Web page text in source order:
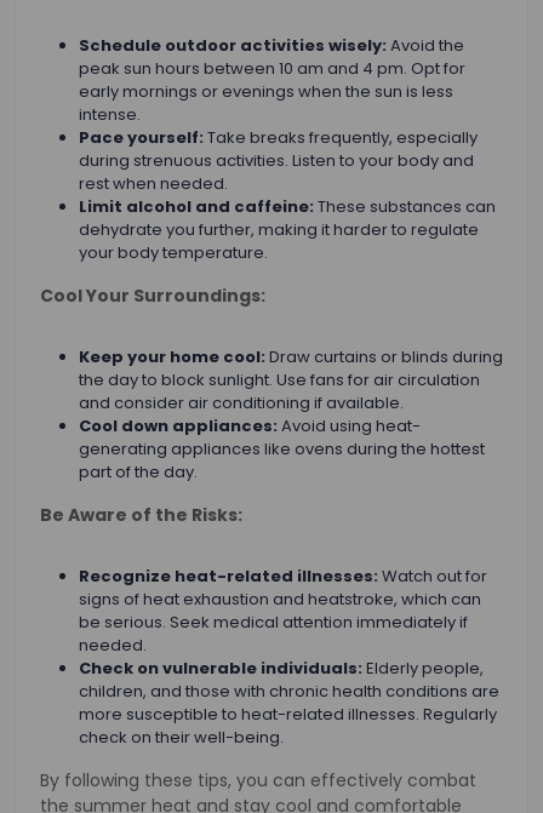
Schedule outdoor activities wisely: Avoid the
peak sun hours between 10 am and 4 pm. Opt for
early mornings or evenings when the sun is less
intense.
Pace yourself: Take breaks frequently, especially
during strenuous activities. Listen to your body and
rest when needed.
Limit alcohol and caffeine: These substances can
dehydrate you further, making it harder to regulate
your body temperature.
Cool Your Surroundings:
Keep your home cool: Draw curtains or blinds during
the day to block sunlight. Use fans for air circulation
and consider air conditioning if available.
Cool down appliances: Avoid using heat-
generating appliances like ovens during the hottest
part of the day.
Be Aware of the Risks:
Recognize heat-related illnesses: Watch out for
signs of heat exhaustion and heatstroke, which can
be serious. Seek medical attention immediately if
needed.
Check on vulnerable individuals: Elderly people,
children, and those with chronic health conditions are
more susceptible to heat-related illnesses. Regularly
check on their well-being.
By following these tips, you can effectively combat
the summer heat and stay cool and comfortable